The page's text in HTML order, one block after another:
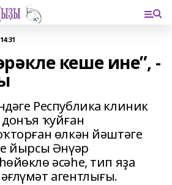
кеше ине”, -
Республика клиник
ҡуйған
өлкән йәштәге
йырсы Әнүәр
әсәһе, тип яҙа
агентлығы.